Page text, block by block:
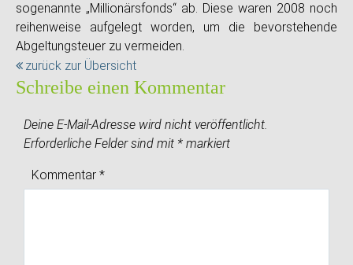
sogenannte „Millionärsfonds“ ab. Diese waren 2008 noch
reihenweise aufgelegt worden, um die bevorstehende
Abgeltungsteuer zu vermeiden.
zurück zur Übersicht
Schreibe einen Kommentar
Deine E-Mail-Adresse wird nicht veröffentlicht.
Erforderliche Felder sind mit * markiert
Kommentar *